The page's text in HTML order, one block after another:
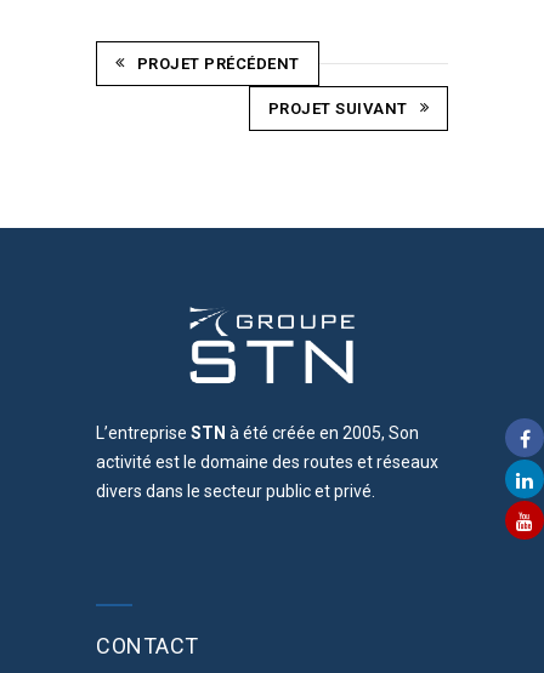
PROJET PRÉCÉDENT
PROJET SUIVANT
L’entreprise STN à été créée en 2005, Son
activité est le domaine des routes et réseaux
divers dans le secteur public et privé.
CONTACT